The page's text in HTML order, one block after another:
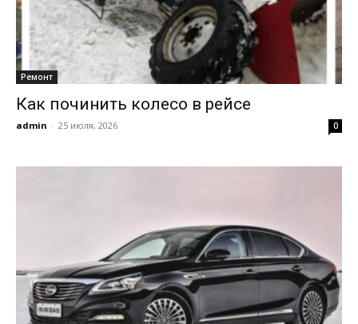
Ремонт
Как починить колесо в рейсе
admin - 25 июля, 2026 0